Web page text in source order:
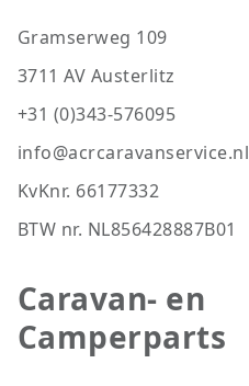
Gramserweg 109
3711 AV Austerlitz
+31 (0)343-576095
info@acrcaravanservice.nl
KvKnr. 66177332
BTW nr. NL856428887B01
Caravan- en
Camperparts